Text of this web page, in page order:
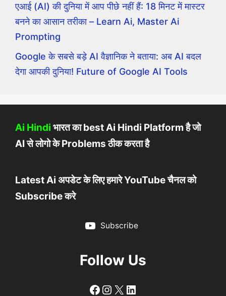
एआई (AI) की दुनिया में आप पीछे नहीं हैं: 18 मिनट में मास्टर
बनने का आसान तरीका – Learn Ai, Master Ai
Prompting
Google के सबसे बड़े AI वैज्ञानिक ने बताया: अब AI बदल
देगा आपकी दुनिया! Future of Google AI Tools
Ai Hindi भारत का best Ai Hindi Platform है जो
AI से लोगो के Problems ठीक करता है
Latest Ai अपडेट के लिए हमारे YouTube चैनल को
Subscribe करे
Subscribe
Follow Us
Follow
Follow
X LinkedIn